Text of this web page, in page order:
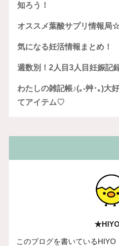
知ろう！
オススメ葉酸サプリ情報局
気になる妊活情報まとめ！
週数別！2人目3人目妊娠記
わたしの雑記帳♪(｡-艸･｡)大
てアイテム♡
このブログを書いているHIYO